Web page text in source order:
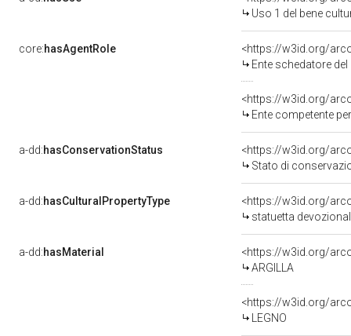
Uso 1 del bene
core:hasAgentRole
<https://w3id.org/
Ente schedatore del
<https://w3id.org/
Ente competente per tutela del
a-dd:hasConservationStatus
<https://w3id.org/
Stato di
a-dd:hasCulturalPropertyType
<https://w3id.org/
statuetta
a-dd:hasMaterial
<https://w3id.org/
ARGILLA
<https://w3id.org/
LEGNO